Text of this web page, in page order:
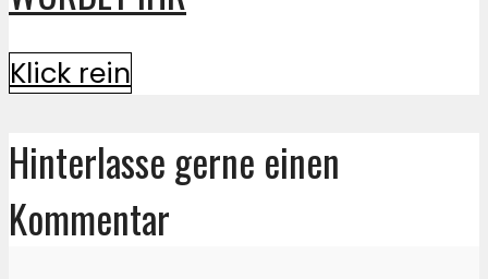
Klick rein
Hinterlasse gerne einen
Kommentar